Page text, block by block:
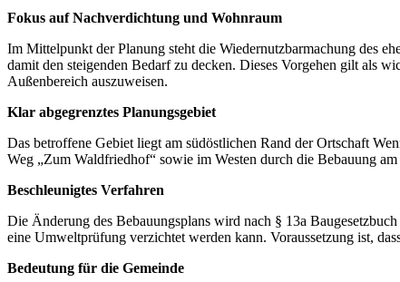
Fokus auf Nachverdichtung und Wohnraum
Im Mittelpunkt der Planung steht die Wiedernutzbarmachung des
damit den steigenden Bedarf zu decken. Dieses Vorgehen gilt als
Außenbereich auszuweisen.
Klar abgegrenztes Planungsgebiet
Das betroffene Gebiet liegt am südöstlichen Rand der Ortschaft
Weg „Zum Waldfriedhof“ sowie im Westen durch die Bebauung
Beschleunigtes Verfahren
Die Änderung des Bebauungsplans wird nach § 13a
eine Umweltprüfung verzichtet werden kann. Voraussetzung ist,
Bedeutung für die Gemeinde